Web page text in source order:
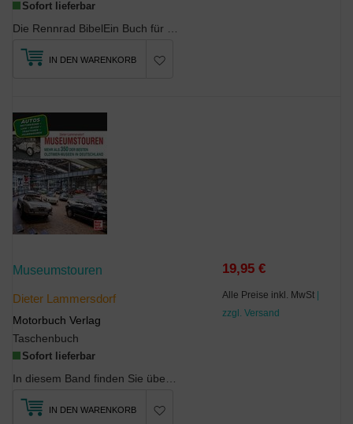
Sofort lieferbar
IN DEN WARENKORB
Museumstouren
Dieter Lammersdorf
Motorbuch Verlag
Taschenbuch
Sofort lieferbar
19,95 €
Alle Preise inkl. MwSt |
zzgl. Versand
IN DEN WARENKORB